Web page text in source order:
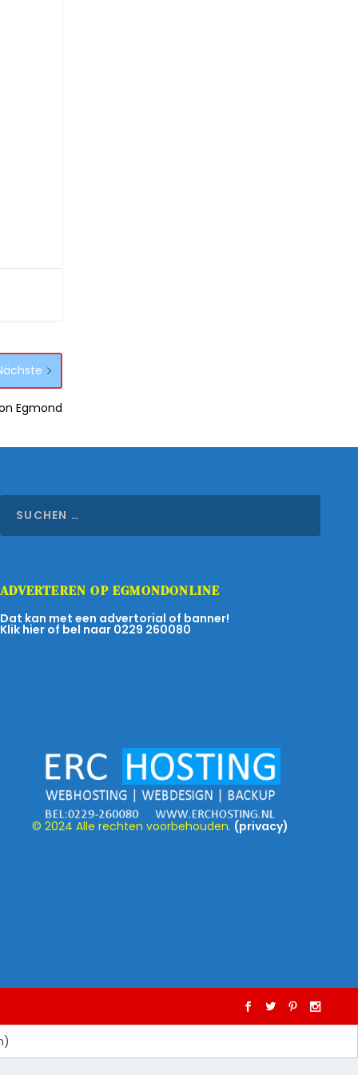
Egmond
ADVERTEREN OP EGMONDONLINE
Dat kan met een advertorial of banner!
Klik hier of bel naar 0229 260080
© 2024 Alle rechten voorbehouden. (privacy)
)